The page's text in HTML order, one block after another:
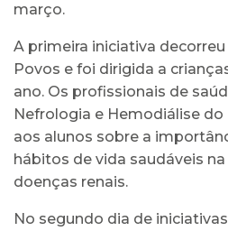
março.
A primeira iniciativa decorreu
Povos e foi dirigida a
ano. Os profissionais de
Nefrologia e Hemodiálise do
aos alunos sobre a
hábitos de vida saudáveis
doenças renais.
No segundo dia de